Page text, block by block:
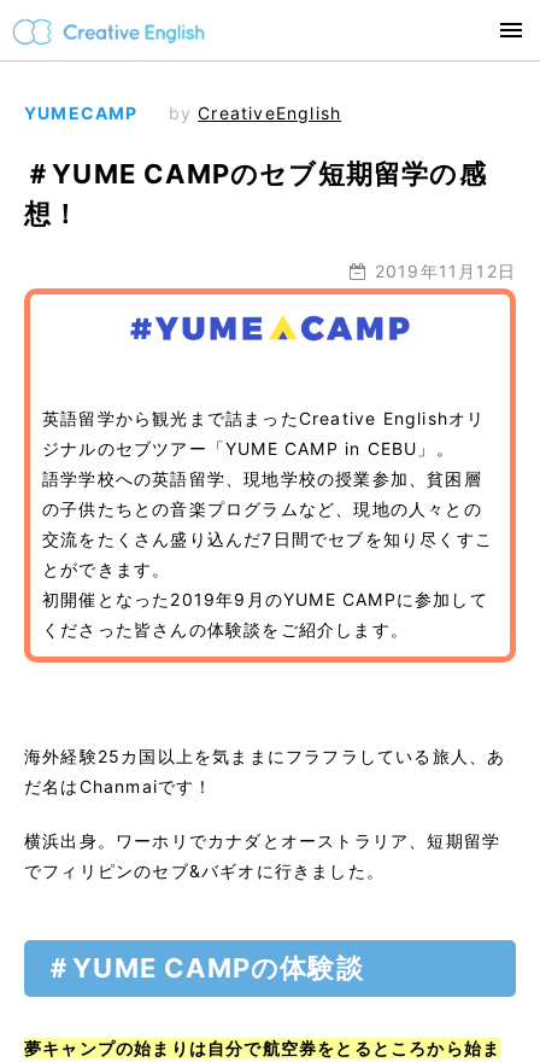
YUMECAMP byCreativeEnglish
＃YUME CAMPのセブ短期留学の感
想！
2019年11月12日
英語留学から観光まで詰まったCreative Englishオリ
ジナルのセブツアー「YUME CAMP in CEBU」。
語学学校への英語留学、現地学校の授業参加、貧困層
の子供たちとの音楽プログラムなど、現地の人々との
交流をたくさん盛り込んだ7日間でセブを知り尽くすこ
とができます。
初開催となった2019年9月のYUME CAMPに参加して
くださった皆さんの体験談をご紹介します。
海外経験25カ国以上を気ままにフラフラしている旅人、あ
だ名はChanmaiです！
横浜出身。ワーホリでカナダとオーストラリア、短期留学
でフィリピンのセブ&バギオに行きました。
＃YUME CAMPの体験談
夢キャンプの始まりは自分で航空券をとるところから始ま